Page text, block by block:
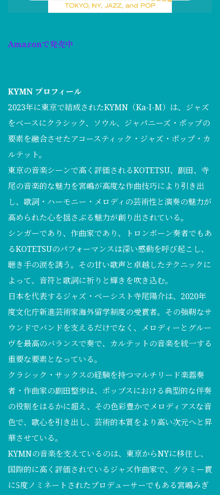
Amazonで発売中
KYMN プロフィール
2023年に東京で結成されたKYMN（Ka-I-M）は、ジャズ
をベースにクラシック、ソウル、ジャパニーズ・ポップの
要素を融合させたアコースティック・ジャズ・ポップ・カ
ルテット。
東京の音楽シーンで高く評価されるKOTETSU、副田、寺
尾の音楽的な魅力を宮嶋が高度な作曲技巧により引き出
し、歌詞・ハーモニー・メロディの芸術性と演奏の魅力が
高められた心を揺さぶる魅力が創り出されている。
シンガーであり、作曲家であり、トロンボーン奏者でもあ
るKOTETSUのパフォーマンスは深い感動を呼び起こし、
聴き手の涙を誘う。その甘い歌声と卓越したテクニックに
よって、音符と歌詞に祈りと輝きを吹き込む。
日本を代表するジャズ・ベーシスト寺尾陽介は、2020年
度文化庁新進芸術家海外留学制度の受賞者。その強靭なサ
ウンドでバンドを支えるだけでなく、メロディーとグルー
ヴを最高のバランスで奏で、カルテットの音楽を統一する
重要な要素となっている。
クラシック・サックスの経験を持つマルチリード楽器奏
者・作曲家の副田整歩は、ポップスにおける典型的な伴奏
の役割をはるかに超え、その色彩豊かでメロディアスな音
色で、歌心を引き出し、芸術的本質をより高い次元へと昇
華させている。
KYMNの音楽を支えているのは、東京からNYに移住し、
国際的に高く評価されているジャズ作曲家で、グラミー賞
に5度ノミネートされたプロデューサーでもある宮嶋みぎ